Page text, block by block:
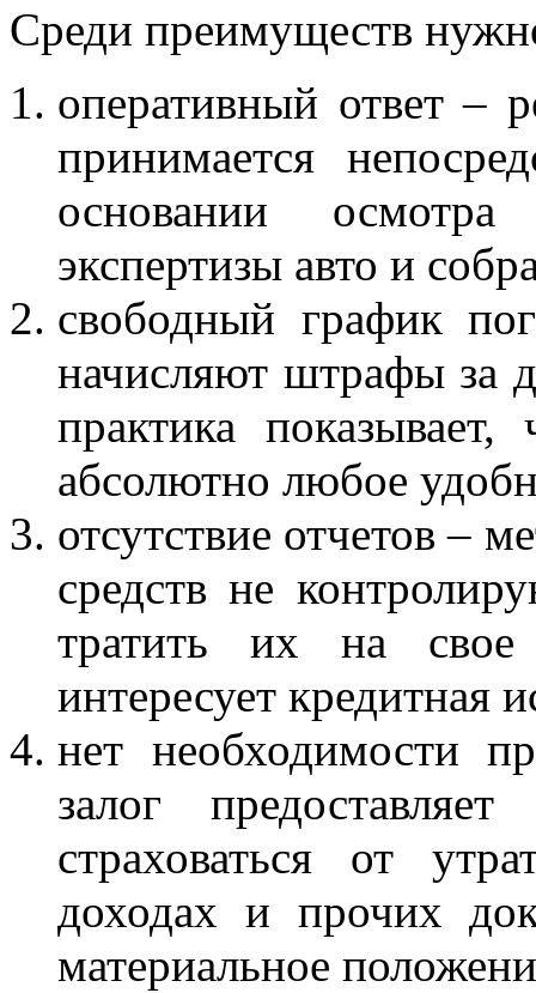
Среди преимуществ
оперативный ответ –
принимается
основании
экспертизы авто и
свободный график
начисляют штрафы за
практика
абсолютно любое
отсутствие отчетов –
средств не
тратить их на свое
интересует кредитная
нет необходимости
залог
страховаться от
доходах и прочих
материальное